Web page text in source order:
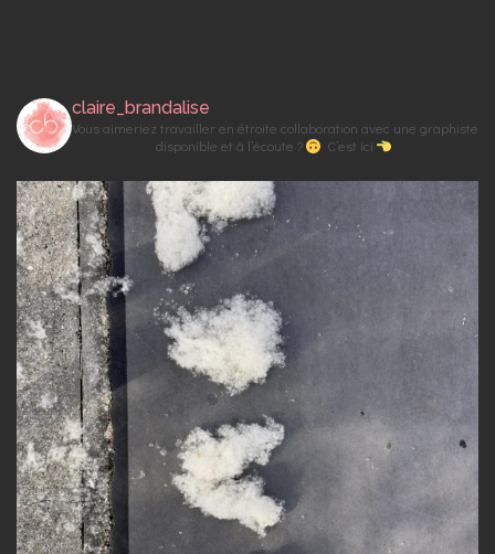
O
N
D
E
L
’
A
R
T
I
C
L
E
claire_brandalise
Vous aimeriez travailler en étroite collaboration avec une graphiste
disponible et à l’écoute ?
C’est ici